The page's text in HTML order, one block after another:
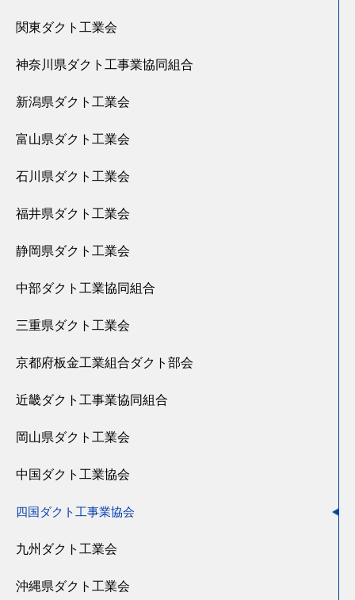
関東ダクト工業会
神奈川県ダクト工事業協同組合
新潟県ダクト工業会
富山県ダクト工業会
石川県ダクト工業会
福井県ダクト工業会
静岡県ダクト工業会
中部ダクト工業協同組合
三重県ダクト工業会
京都府板金工業組合ダクト部会
近畿ダクト工事業協同組合
岡山県ダクト工業会
中国ダクト工業協会
四国ダクト工事業協会
九州ダクト工業会
沖縄県ダクト工業会